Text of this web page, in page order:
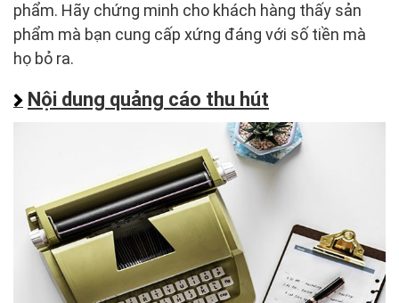
phẩm. Hãy chứng minh cho khách hàng thấy sản
phẩm mà bạn cung cấp xứng đáng với số tiền mà
họ bỏ ra.
Nội dung quảng cáo thu hút